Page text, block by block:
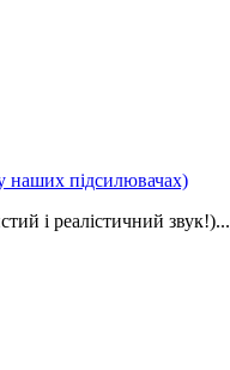
наших підсилювачах)
і реалістичний звук!)...